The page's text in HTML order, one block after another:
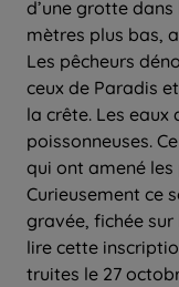
d’une grotte
mètres plus bas,
Les pêcheurs
ceux de Paradis
la crête. Les eaux
poissonneuses.
qui ont amené
Curieusement ce
gravée, fichée
lire cette
truites le 27